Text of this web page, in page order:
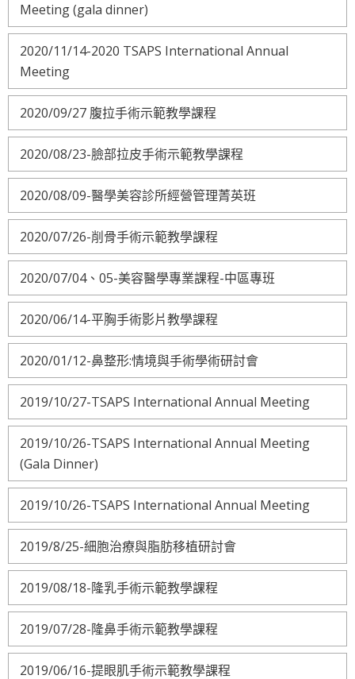
Meeting (gala dinner)
2020/11/14-2020 TSAPS International Annual
Meeting
2020/09/27 腹拉手術示範教學課程
2020/08/23-臉部拉皮手術示範教學課程
2020/08/09-醫學美容診所經營管理菁英班
2020/07/26-削骨手術示範教學課程
2020/07/04、05-美容醫學專業課程-中區專班
2020/06/14-平胸手術影片教學課程
2020/01/12-鼻整形:情境與手術學術研討會
2019/10/27-TSAPS International Annual Meeting
2019/10/26-TSAPS International Annual Meeting
(Gala Dinner)
2019/10/26-TSAPS International Annual Meeting
2019/8/25-細胞治療與脂肪移植研討會
2019/08/18-隆乳手術示範教學課程
2019/07/28-隆鼻手術示範教學課程
2019/06/16-提眼肌手術示範教學課程